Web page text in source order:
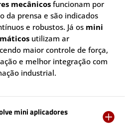
mecânicosfuncionam por
da prensa e são indicados
e robustos. Já os mini
utilizam ar
maior controle de força,
e melhor integração com
industrial.
mini aplicadores
